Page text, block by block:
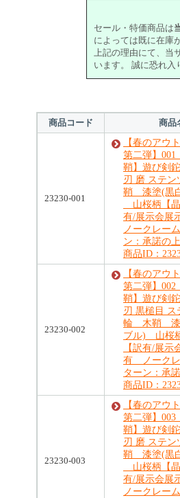
セール・特価商品は
によっては既に在庫
上記の理由にて、当
います。 誠に恐れ
商品コード 商品
23230-001
【春のアウ
第二弾】
鞘】遊び剣
刃 磨 ステ
鞘 漆塗(黒
山桜柄【
有/展示会
ノークレー
ン：承諾の
商品ID：
23230-002
【春のアウ
第二弾】
鞘】遊び剣
刃 黒槌目 ス
輪 木鞘 漆
ブル) 山桜
【訳有/展示
有 ノークレ
ターン：承
商品ID：
23230-003
【春のアウ
第二弾】
鞘】遊び剣
刃 磨 ステ
鞘 漆塗(黒
山桜柄【
有/展示会
ノークレー